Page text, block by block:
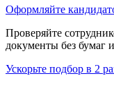
Оформляйте
Проверяйте
документы без бумаг
Ускорьте подбор в 2